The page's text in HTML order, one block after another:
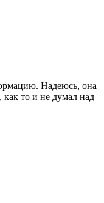
Надеюсь, она
то и не думал над